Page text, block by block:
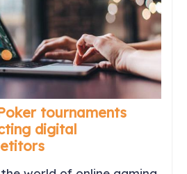
tournaments
digital